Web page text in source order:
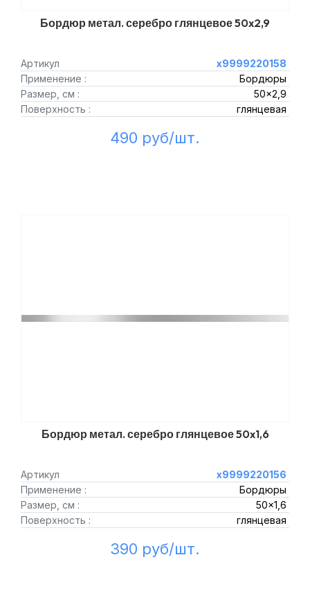
Бордюр метал. серебро глянцевое 50x2,9
Артикул
х9999220158
Применение :
Бордюры
Размер, см :
50x2,9
Поверхность :
глянцевая
490 руб/шт.
Бордюр метал. серебро глянцевое 50x1,6
Артикул
х9999220156
Применение :
Бордюры
Размер, см :
50x1,6
Поверхность :
глянцевая
390 руб/шт.